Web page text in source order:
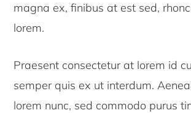
magna ex, finibus at est sed,
lorem.
Praesent consectetur at lorem id
semper quis ex ut interdum.
lorem nunc, sed commodo purus